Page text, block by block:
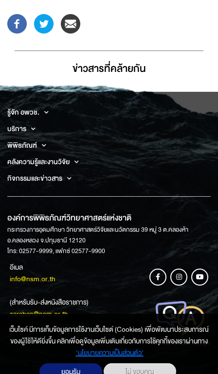
ข่าวสารที่่คล้ายกัน
รู้จัก อพวช.
บริการ
พิพิธภัณฑ์
คลังความรู้และงานวิจัย
กิจกรรมและข่าวสาร
องค์การพิพิธภัณฑ์วิทยาศาสตร์แห่งชาติ
กระทรวงการอุดมศึกษา วิทยาศาสตร์วิจัยและนวัตกรรม 39 หมู่ 3 ต.คลองห้า
อ.คลองหลวง จ.ปทุมธานี 12120
โทร: 02577-9999, แฟกซ์ 02577-9900
อีเมล
info@nsm.or.th
(สำหรับรับ-ส่งหนังสือราชการ)
saraban@nsm.or.th
ช่องทางการสอบถามข้อมูล
เว็บไซค์ มีการเก็บข้อมูลการใช้งานเว็บไซต์ (Cookies) เพื่อพัฒนาประสบการณ์
ของผู้ใช้ให้ดียิ่งขึ้น คลิกเพื่อดูข้อมูลเพิ่มเติมเกี่ยวกับการใช้คุกกี้ของเราผ่านทาง
‘นโยบายความเป็นส่วนตัว'
ยอมรับ
ไม่ ขอบคุณ